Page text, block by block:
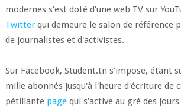
modernes s'est doté d'une web TV sur
Twitterqui demeure le salon de référence
de journalistes et d'activistes.
Sur Facebook, Student.tn s'impose, étant
mille abonnés jusqu'à l'heure d'écriture de
pétillante pagequi s'active au gré des